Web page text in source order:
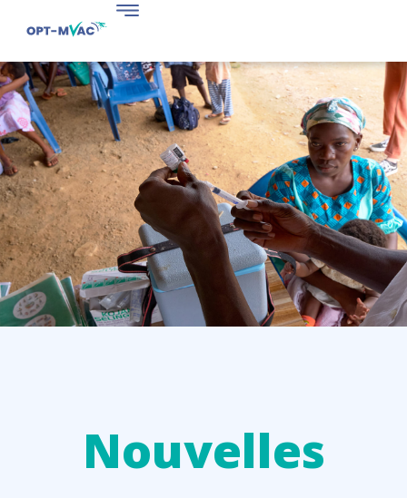
Nouvelles